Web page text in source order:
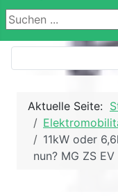
Suchen ...
Aktuelle Seite:
11kW oder
nun? MG ZS EV